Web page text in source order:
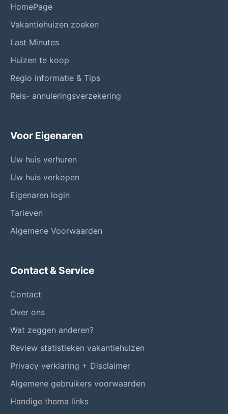
HomePage
Vakantiehuizen zoeken
Last Minutes
Huizen te koop
Regio informatie & Tips
Reis- annuleringsverzekering
Voor Eigenaren
Uw huis verhuren
Uw huis verkopen
Eigenaren login
Tarieven
Algemene Voorwaarden
Contact & Service
Contact
Over ons
Wat zeggen anderen?
Review statistieken vakantiehuizen
Privacy verklaring + Disclaimer
Algemene gebruikers voorwaarden
Handige thema links